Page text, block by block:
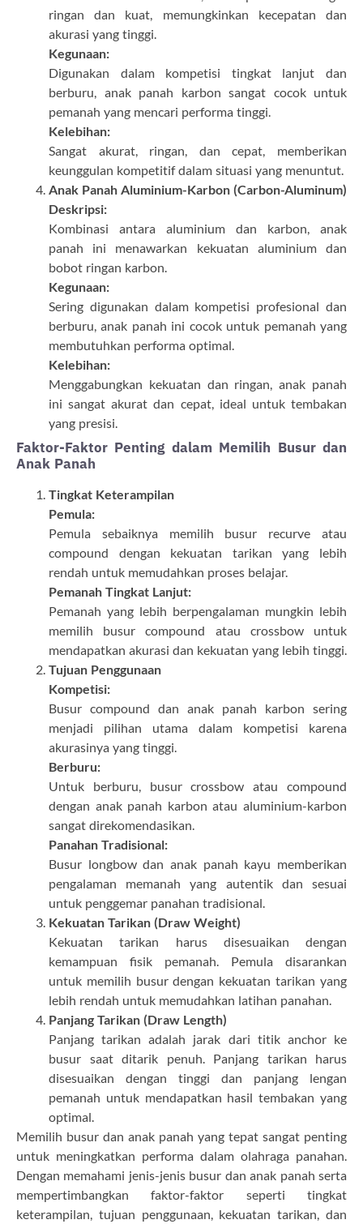
ringan dan kuat, memungkinkan kecepatan dan
akurasi yang tinggi.
Kegunaan:
Digunakan dalam kompetisi tingkat lanjut dan
berburu, anak panah karbon sangat cocok untuk
pemanah yang mencari performa tinggi.
Kelebihan:
Sangat akurat, ringan, dan cepat, memberikan
keunggulan kompetitif dalam situasi yang menuntut.
Anak Panah Aluminium-Karbon (Carbon-Aluminum)
Deskripsi:
Kombinasi antara aluminium dan karbon, anak
panah ini menawarkan kekuatan aluminium dan
bobot ringan karbon.
Kegunaan:
Sering digunakan dalam kompetisi profesional dan
berburu, anak panah ini cocok untuk pemanah yang
membutuhkan performa optimal.
Kelebihan:
Menggabungkan kekuatan dan ringan, anak panah
ini sangat akurat dan cepat, ideal untuk tembakan
yang presisi.
Faktor-Faktor Penting dalam Memilih Busur dan
Anak Panah
Tingkat Keterampilan
Pemula:
Pemula sebaiknya memilih busur recurve atau
compound dengan kekuatan tarikan yang lebih
rendah untuk memudahkan proses belajar.
Pemanah Tingkat Lanjut:
Pemanah yang lebih berpengalaman mungkin lebih
memilih busur compound atau crossbow untuk
mendapatkan akurasi dan kekuatan yang lebih tinggi.
Tujuan Penggunaan
Kompetisi:
Busur compound dan anak panah karbon sering
menjadi pilihan utama dalam kompetisi karena
akurasinya yang tinggi.
Berburu:
Untuk berburu, busur crossbow atau compound
dengan anak panah karbon atau aluminium-karbon
sangat direkomendasikan.
Panahan Tradisional:
Busur longbow dan anak panah kayu memberikan
pengalaman memanah yang autentik dan sesuai
untuk penggemar panahan tradisional.
Kekuatan Tarikan (Draw Weight)
Kekuatan tarikan harus disesuaikan dengan
kemampuan fisik pemanah. Pemula disarankan
untuk memilih busur dengan kekuatan tarikan yang
lebih rendah untuk memudahkan latihan panahan.
Panjang Tarikan (Draw Length)
Panjang tarikan adalah jarak dari titik anchor ke
busur saat ditarik penuh. Panjang tarikan harus
disesuaikan dengan tinggi dan panjang lengan
pemanah untuk mendapatkan hasil tembakan yang
optimal.
Memilih busur dan anak panah yang tepat sangat penting
untuk meningkatkan performa dalam olahraga panahan.
Dengan memahami jenis-jenis busur dan anak panah serta
mempertimbangkan faktor-faktor seperti tingkat
keterampilan, tujuan penggunaan, kekuatan tarikan, dan